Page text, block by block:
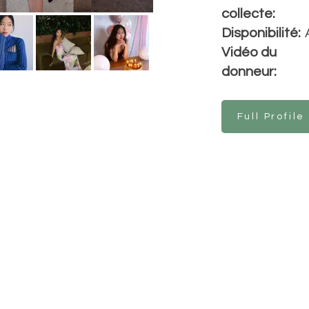
collecte:
Disponibilité:
Vidéo du
donneur:
Full Profile